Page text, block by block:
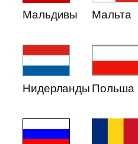
Мальдивы Мальта
Нидерланды Польша